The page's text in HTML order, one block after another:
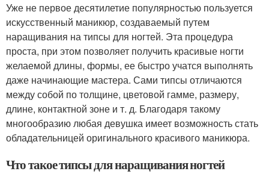
Уже не первое десятилетие популярностью пользуется
искусственный маникюр, создаваемый путем
наращивания на типсы для ногтей. Эта процедура
проста, при этом позволяет получить красивые ногти
желаемой длины, формы, ее быстро учатся выполнять
даже начинающие мастера. Сами типсы отличаются
между собой по толщине, цветовой гамме, размеру,
длине, контактной зоне и т. д. Благодаря такому
многообразию любая девушка имеет возможность стать
обладательницей оригинального красивого маникюра.
Что такое типсы для наращивания ногтей